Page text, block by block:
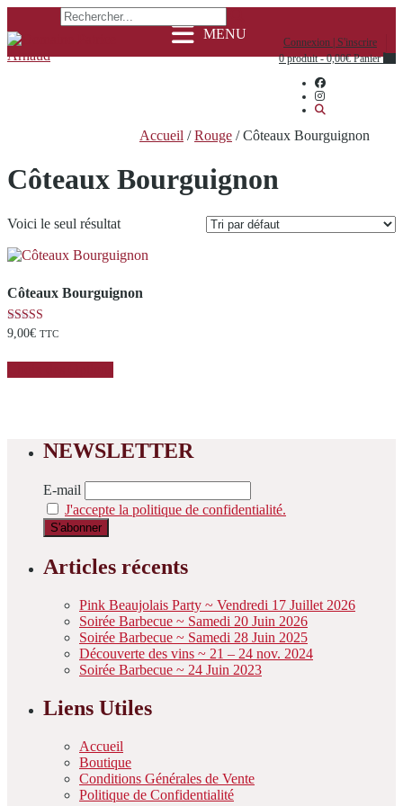
to
content
Connexion | S'inscrire
0 produit - 0,00€Panier
Accueil /Rouge / Côteaux Bourguignon
Côteaux Bourguignon
Voici le seul résultat
Côteaux Bourguignon
Note
9,00€ TTC
options
être
choisies
sur
du
NEWSLETTER
E-mail
J'accepte la politique de confidentialité.
Articles récents
Pink Beaujolais Party ~ Vendredi 17 Juillet 2026
Soirée Barbecue ~ Samedi 20 Juin 2026
Soirée Barbecue ~ Samedi 28 Juin 2025
Découverte des vins ~ 21 – 24 nov. 2024
Soirée Barbecue ~ 24 Juin 2023
Liens Utiles
Accueil
Boutique
Conditions Générales de Vente
Politique de Confidentialité